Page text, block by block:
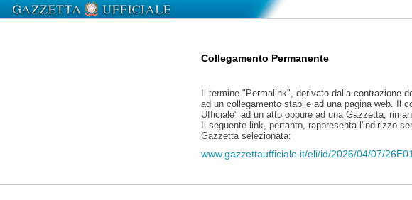
Collegamento Permanente
Il termine "Permalink", derivato dalla contrazione
ad un collegamento stabile ad una pagina web. Il
Ufficiale" ad un atto oppure ad una Gazzetta,
Il seguente link, pertanto, rappresenta l'indirizzo
Gazzetta selezionata:
www.gazzettaufficiale.it/eli/id/2026/04/07/